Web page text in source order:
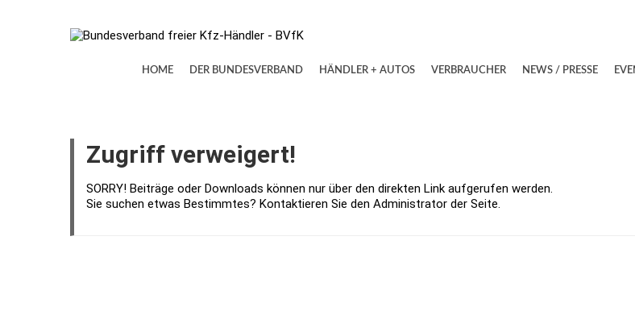
HOME DER BUNDESVERBAND HÄNDLER + AUTOS VERBRAUCHER NEWS / PRESSE
Zugriff verweigert!
SORRY! Beiträge oder Downloads können nur über den direkten Link aufgerufen werden.
Sie suchen etwas Bestimmtes? Kontaktieren Sie den Administrator der Seite.